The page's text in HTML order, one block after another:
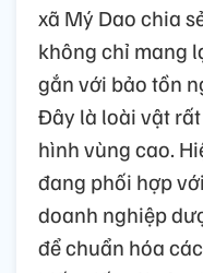
xã Mý Dao chia
không chỉ mang
gắn với bảo tồn
Đây là loài vật
hình vùng cao.
đang phối hợp
doanh nghiệp
để chuẩn hóa